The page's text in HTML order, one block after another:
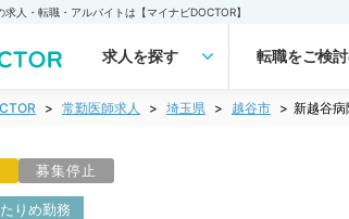
人・転職・アルバイトは【マイナビDOCTOR】
求人を探す 転職をご検
常勤医師求人 埼玉県 越谷市 新越谷病
募集停止
りめ勤務